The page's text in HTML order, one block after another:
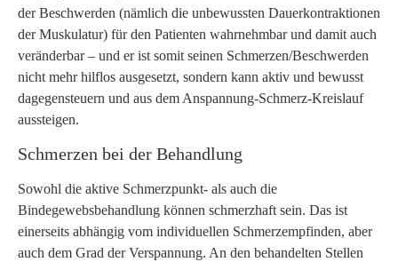
der Beschwerden (nämlich die unbewussten Dauerkontraktionen
der Muskulatur) für den Patienten wahrnehmbar und damit auch
veränderbar – und er ist somit seinen Schmerzen/Beschwerden
nicht mehr hilflos ausgesetzt, sondern kann aktiv und bewusst
dagegensteuern und aus dem Anspannung-Schmerz-Kreislauf
aussteigen.
Schmerzen bei der Behandlung
Sowohl die aktive Schmerzpunkt- als auch die
Bindegewebsbehandlung können schmerzhaft sein. Das ist
einerseits abhängig vom individuellen Schmerzempfinden, aber
auch dem Grad der Verspannung. An den behandelten Stellen